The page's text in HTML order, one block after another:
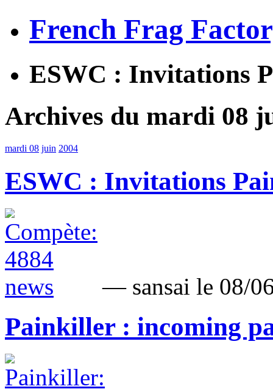
French Frag
ESWC : Invitations
Archives du mardi 08
mardi 08 juin 2004
ESWC : Invitations
— sansai le 08/
Painkiller : incoming